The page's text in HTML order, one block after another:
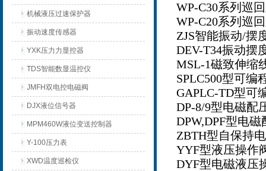
机械液压过速保护器
振动速度传感器
YXK压力力显控器
TDS智能数显温控仪
JMFH双电控电磁阀
DJX液位信号器
MPM460W液位变送控制器
Y-100压力表
XWD温度巡检仪
WP-C30系列巡
WP-C20系列巡
ZJS智能振动/摆
DEV-T34振动摆
MSL-1磁致伸缩
SPLC500型可编
GAPLC-TD型可
DP-8/9型电磁配
DPW,DPF型电磁
ZBTH型自保持
YYF型液压操作
DYF型电磁液压